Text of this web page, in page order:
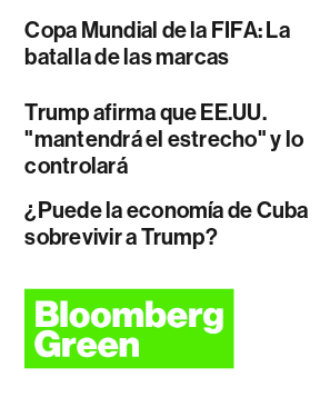
Copa Mundial de la FIFA: La
batalla de las marcas
Trump afirma que EE.UU.
"mantendrá el estrecho" y lo
controlará
¿Puede la economía de Cuba
sobrevivir a Trump?